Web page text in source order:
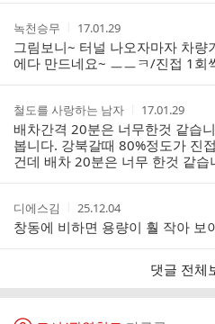
작
성
자
녹천승무
작
성
시
간
17.01.29
그림보니~ 터널 나오자마자 차량
에다 만드네요~ ㅡㅡㅋ/진접 1회
작
성
자
철도를 사랑하는 남자
작
성
시
간
17.01.29
배차간격 20분은 너무한것 같습
봅니다. 강북갈때 80%정도가 진
건데 배차 20분은 너무 한것 같습
작
성
자
디에스김
작
성
시
간
25.12.04
창동에 비하면 용량이 훨 작아 보
댓글 전체